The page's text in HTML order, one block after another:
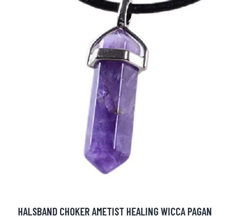
HALSBAND CHOKER AMETIST HEALING WICCA PAGAN